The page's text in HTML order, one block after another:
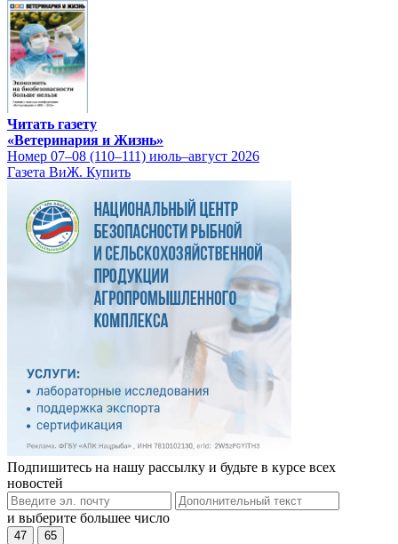
Читать газету
«Ветеринария и Жизнь»
Номер 07–08 (110–111) июль–август 2026
Газета ВиЖ. Купить
Подпишитесь на нашу рассылку и будьте в курсе всех
новостей
и выберите большее число
47 65